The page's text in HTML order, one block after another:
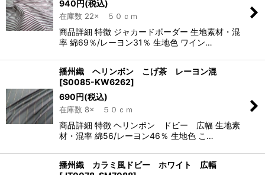
940円(税込)
在庫数 22× ５０ｃｍ
商品詳細 特徴 ジャカードボーダー 生地素材・混
率 綿69％/レーヨン31％ 生地色 ワイン…
播州織 ヘリンボン こげ茶 レーヨン混
[S0085-KW6262]
690円(税込)
在庫数 8× ５０ｃｍ
商品詳細 特徴 ヘリンボン ドビー 広幅 生地素
材・混率 綿56/レーヨン46％ 生地色 こ…
播州織 カラミ風ドビー ホワイト 広幅